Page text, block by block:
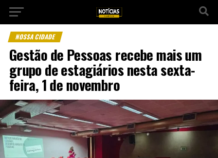
NOSSA CIDADE
Gestão de Pessoas recebe mais um
grupo de estagiários nesta sexta-
feira, 1 de novembro